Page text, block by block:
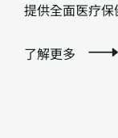
提供全面医疗保
了解更多